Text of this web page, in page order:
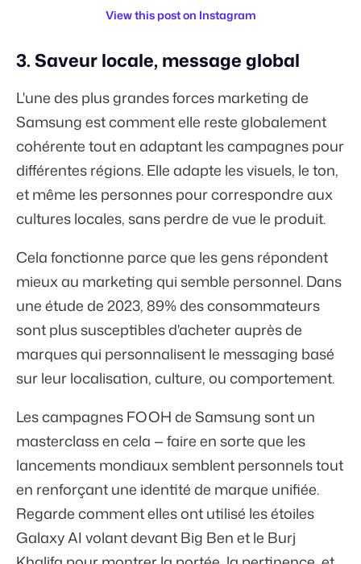
View this post on Instagram
3. Saveur locale, message global
L'une des plus grandes forces marketing de
Samsung est comment elle reste globalement
cohérente tout en adaptant les campagnes pour
différentes régions. Elle adapte les visuels, le ton,
et même les personnes pour correspondre aux
cultures locales, sans perdre de vue le produit.
Cela fonctionne parce que les gens répondent
mieux au marketing qui semble personnel. Dans
une étude de 2023,89%des consommateurs
sont plus susceptibles d'acheter auprès de
marques qui personnalisent le messaging basé
sur leur localisation, culture, ou comportement.
Les campagnes FOOH de Samsung sont un
masterclass en cela — faire en sorte que les
lancements mondiaux semblent personnels tout
en renforçant une identité de marque unifiée.
Regarde comment elles ont utilisé les étoiles
Galaxy AI volant devant Big Ben et le Burj